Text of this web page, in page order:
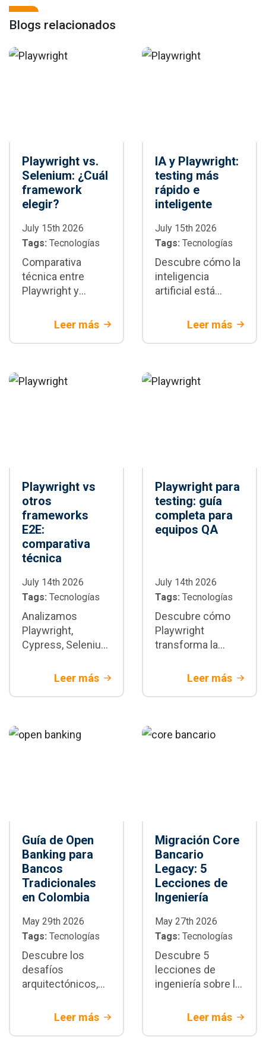
Blogs relacionados
Playwright vs.
Selenium: ¿Cuál
framework
elegir?
July 15th 2026
Tags: Tecnologías
Comparativa
técnica entre
Playwright y
diferencias
velocidad,
escenarios donde
cada framework
Leer más
IA y Playwright:
testing más
rápido e
inteligente
July 15th 2026
Tags: Tecnologías
Descubre cómo la
inteligencia
artificial está
automatización de
Playwright:
tests,
mantenimiento y
Leer más
Playwright vs
otros
frameworks
E2E:
comparativa
técnica
July 14th 2026
Tags: Tecnologías
Analizamos
Playwright,
Cypress, Selenium
criterios técnicos
Descubre cuándo
mejor decisión
para tu proyecto.
Leer más
Playwright para
testing: guía
completa para
equipos QA
July 14th 2026
Tags: Tecnologías
Descubre cómo
Playwright
transforma la
pruebas E2E:
paralelización,
buenas prácticas y
Leer más
Guía de Open
Banking para
Bancos
Tradicionales
en Colombia
May 29th 2026
Tags: Tecnologías
Descubre los
desafíos
arquitectónicos,
integración del
Colombia. Aprende
Leer más
Migración Core
Bancario
Legacy: 5
Lecciones de
Ingeniería
May 27th 2026
Tags: Tecnologías
Descubre 5
lecciones de
ingeniería sobre la
bancario legacy.
arquitectura y
Leer más